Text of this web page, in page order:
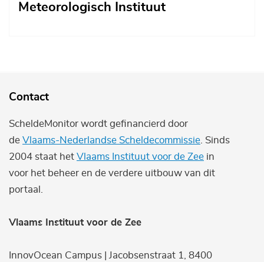
Meteorologisch Instituut
Contact
ScheldeMonitor wordt gefinancierd door
de Vlaams-Nederlandse Scheldecommissie. Sinds
2004 staat het Vlaams Instituut voor de Zee in
voor het beheer en de verdere uitbouw van dit
portaal.
Vlaams Instituut voor de Zee
InnovOcean Campus | Jacobsenstraat 1, 8400